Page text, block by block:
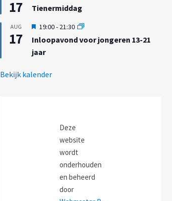
h
l
c
h
17
t
g
e
l
i
t
Tienermiddag
AUG
17
U
i
t
g
l
19:00- 21:30
Inloopavond voor jongeren 13-21
jaar
Bekijk kalender
Deze
website
wordt
onderhouden
en beheerd
door